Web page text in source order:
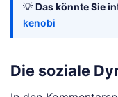
💡 Das könnte Sie
kenobi
Die soziale